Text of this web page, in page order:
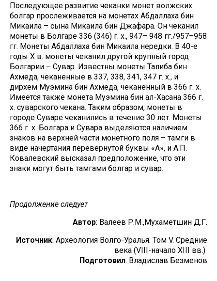
Последующее развитие чеканки монет волжских
болгар прослеживается на монетах Абдаллаха бин
Микаила – сына Микаила бин Джафара. Он чеканил
монеты в Болгаре 336 (346) г. х., 947– 948 гг./957–958
гг. Монеты Абдаллаха бин Микаила нередки. В 40-е
годы Х в. монеты чеканил другой крупный город
Болгарии – Сувар. Известны монеты Талиба бин
Ахмеда, чеканенные в 337, 338, 341, 347 г. х., и
дирхем Муэмина бин Ахмеда, чеканенный в 366 г. х.
Имеется также монета Муэмина бин ал-Хасана 366 г.
х. суварского чекана. Таким образом, монеты в
городе Суваре чеканились в течение 30 лет. Монеты
366 г. х. Болгара и Сувара выделяются наличием
знаков на верхней части монетного поля – тамги в
виде начертания перевернутой буквы «А», и А.П.
Ковалевский высказал предположение, что эти
знаки могут быть тамгами болгар и сувар.
Продолжение следует
Автор: Валеев Р.М.,Мухаметшин Д.Г.
Источник: Археология Волго-Уралья. Том V. Средние
века (VIII-начало XIII вв.)
Подготовил: Владислав Безменов